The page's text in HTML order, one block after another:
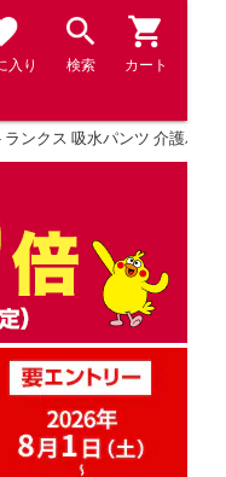
入り 検索 カート
ランクス 吸水パンツ 介護パ